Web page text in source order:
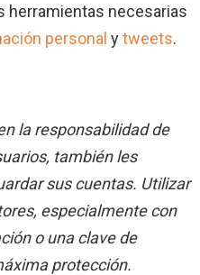
herramientas necesarias
personal ytweets.
la responsabilidad de
también les
sus cuentas. Utilizar
especialmente con
o una clave de
protección.